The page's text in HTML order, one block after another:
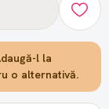
l la
o alternativă.